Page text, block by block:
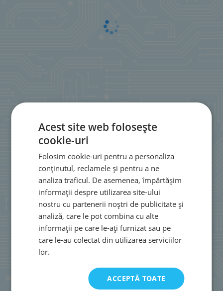
Acest site web folosește
cookie-uri
Folosim cookie-uri pentru a personaliza
conținutul, reclamele și pentru a ne
analiza traficul. De asemenea, împărtășim
informații despre utilizarea site-ului
nostru cu partenerii noștri de publicitate și
analiză, care le pot combina cu alte
informații pe care le-ați furnizat sau pe
care le-au colectat din utilizarea serviciilor
lor.
ACCEPTĂ TOATE